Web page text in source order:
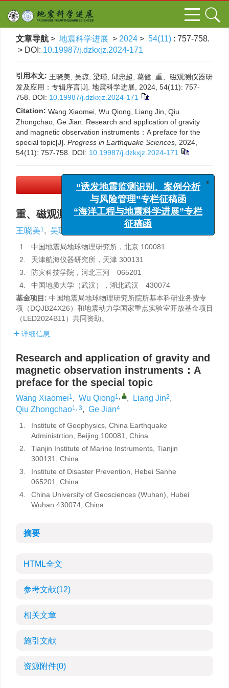
文章导航 > 地震科学进展 > 2024 > 54(11) : 757-758.
> DOI: 10.19987/j.dzkxjz.2024-171
引用本文: 王晓美, 吴琼, 梁瑾, 邱忠超, 葛健. 重、磁观测仪器研
发及应用：专辑序言[J]. 地震科学进展, 2024, 54(11): 757-
758. DOI: 10.19987/j.dzkxjz.2024-171
Citation: Wang Xiaomei, Wu Qiong, Liang Jin, Qiu
Zhongchao, Ge Jian. Research and application of gravity
and magnetic observation instruments：A preface for the
special topic[J]. Progress in Earthquake Sciences , 2024,
54(11): 757-758. DOI: 10.19987/j.dzkxjz.2024-171
PDF下载(1559 KB)
重、磁观测仪器研发及应用：专辑序言
王晓美1, 吴琼 邱忠超1, 3, 葛健
1.
中国地震局地球物理研究所，北京 100081
2.
天津航海仪器研究所，天津 300131
3.
防灾科技学院，河北三河 065201
4.
中国地质大学（武汉），湖北武汉 430074
基金项目: 中国地震局地球物理研究所院所基本科研业务费专
项（DQJB24X26）和地震动力学国家重点实验室开放基金项目
（LED2024B11）共同资助。
详细信息
Research and application of gravity and
magnetic observation instruments：A
preface for the special topic
Wang Xiaomei1, Wu Qiong1, , Liang Jin2,
Qiu Zhongchao1, 3, Ge Jian4
1.
Institute of Geophysics, China Earthquake
Administrtion, Beijing 100081, China
2.
Tianjin Institute of Marine Instruments, Tianjin
300131, China
3.
Institute of Disaster Prevention, Hebei Sanhe
065201, China
4.
China University of Geosciences (Wuhan), Hubei
Wuhan 430074, China
摘要
HTML全文
参考文献(12)
相关文章
施引文献
资源附件(0)
“诱发地震监测识别、案例分析
与风险管理”专栏征稿函
“海洋工程与地震科学进展”专栏
征稿函